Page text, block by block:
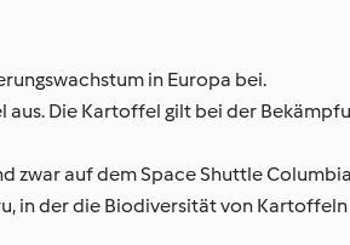
in Europa bei.
Die Kartoffel gilt bei der
zwar auf dem Space Shuttle
in der die Biodiversität von